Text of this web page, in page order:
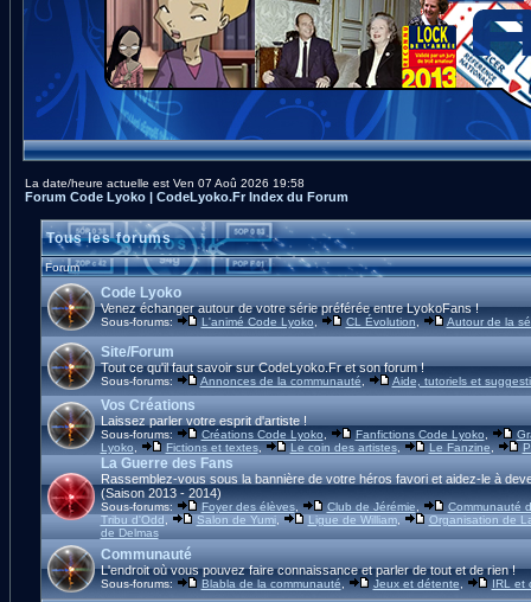
La date/heure actuelle est Ven 07 Aoû 2026 19:58
Forum Code Lyoko | CodeLyoko.Fr Index du Forum
Tous les forums
Forum
Code Lyoko
Venez échanger autour de votre série préférée entre LyokoFans !
Sous-forums: L'animé Code Lyoko, CL Évolution Autour de la
Site/Forum
Tout ce qu'il faut savoir sur CodeLyoko.Fr et son forum !
Sous-forums: Annonces de la communauté, Aide, tutoriels et
Vos Créations
Laissez parler votre esprit d'artiste !
Sous-forums: Créations Code Lyoko, Fanfictions Code Lyoko,
Lyoko, Fictions et textes, Le coin des artistes, Le Fanzine
La Guerre des Fans
Rassemblez-vous sous la bannière de votre héros favori et aidez-le à
(Saison 2013 - 2014)
Sous-forums: Foyer des élèves, Club de Jérémie
Communauté
Tribu d'Odd
Salon de Yumi, Ligue de William,
Organisation de
de Delmas
Communauté
L'endroit où vous pouvez faire connaissance et parler de tout et de rien !
Sous-forums: Blabla de la communauté, Jeux et détente, IRL et